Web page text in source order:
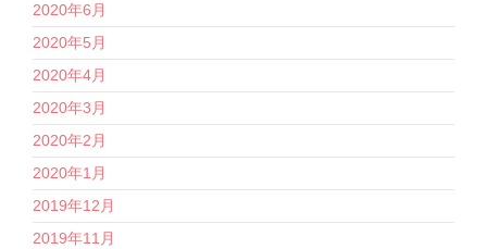
2020年6月
2020年5月
2020年4月
2020年3月
2020年2月
2020年1月
2019年12月
2019年11月